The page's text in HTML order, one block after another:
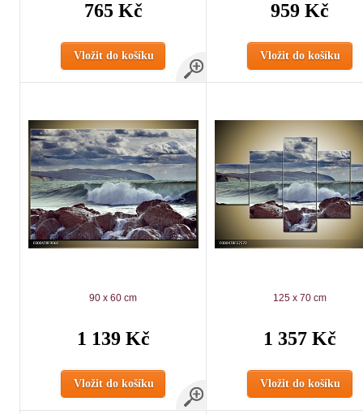
765 Kč
Vložit do košíku
959 Kč
Vložit do košíku
90 x 60 cm
1 139 Kč
Vložit do košíku
125 x 70 cm
1 357 Kč
Vložit do košíku